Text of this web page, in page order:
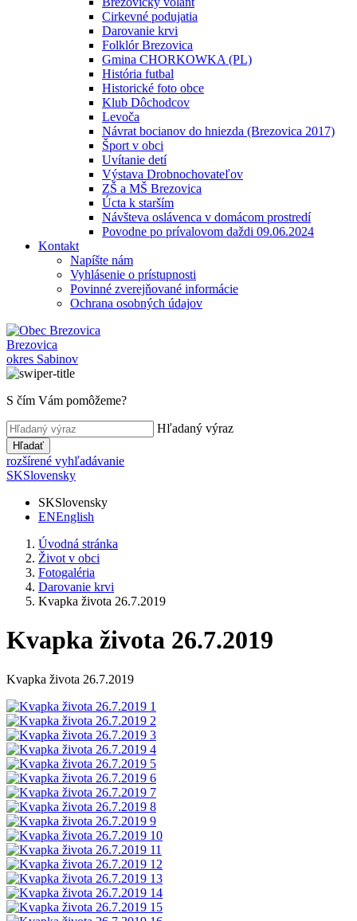
Cirkevné podujatia
Darovanie krvi
Folklór Brezovica
Gmina CHORKOWKA (PL)
História futbal
Historické foto obce
Klub Dôchodcov
Levoča
Návrat bocianov do hniezda (Brezovica 2017)
Šport v obci
Uvítanie detí
Výstava Drobnochovateľov
ZŠ a MŠ Brezovica
Úcta k starším
Návšteva oslávenca v domácom prostredí
Povodne po prívalovom daždi 09.06.2024
Kontakt
Napíšte nám
Vyhlásenie o prístupnosti
Povinné zverejňované informácie
Ochrana osobných údajov
Brezovica
okres Sabinov
S čím Vám pomôžeme?
Hľadaný výraz
Hľadať
rozšírené vyhľadávanie
SKSlovensky
SKSlovensky
ENEnglish
Úvodná stránka
Život v obci
Fotogaléria
Darovanie krvi
Kvapka života 26.7.2019
Kvapka života 26.7.2019
Kvapka života 26.7.2019